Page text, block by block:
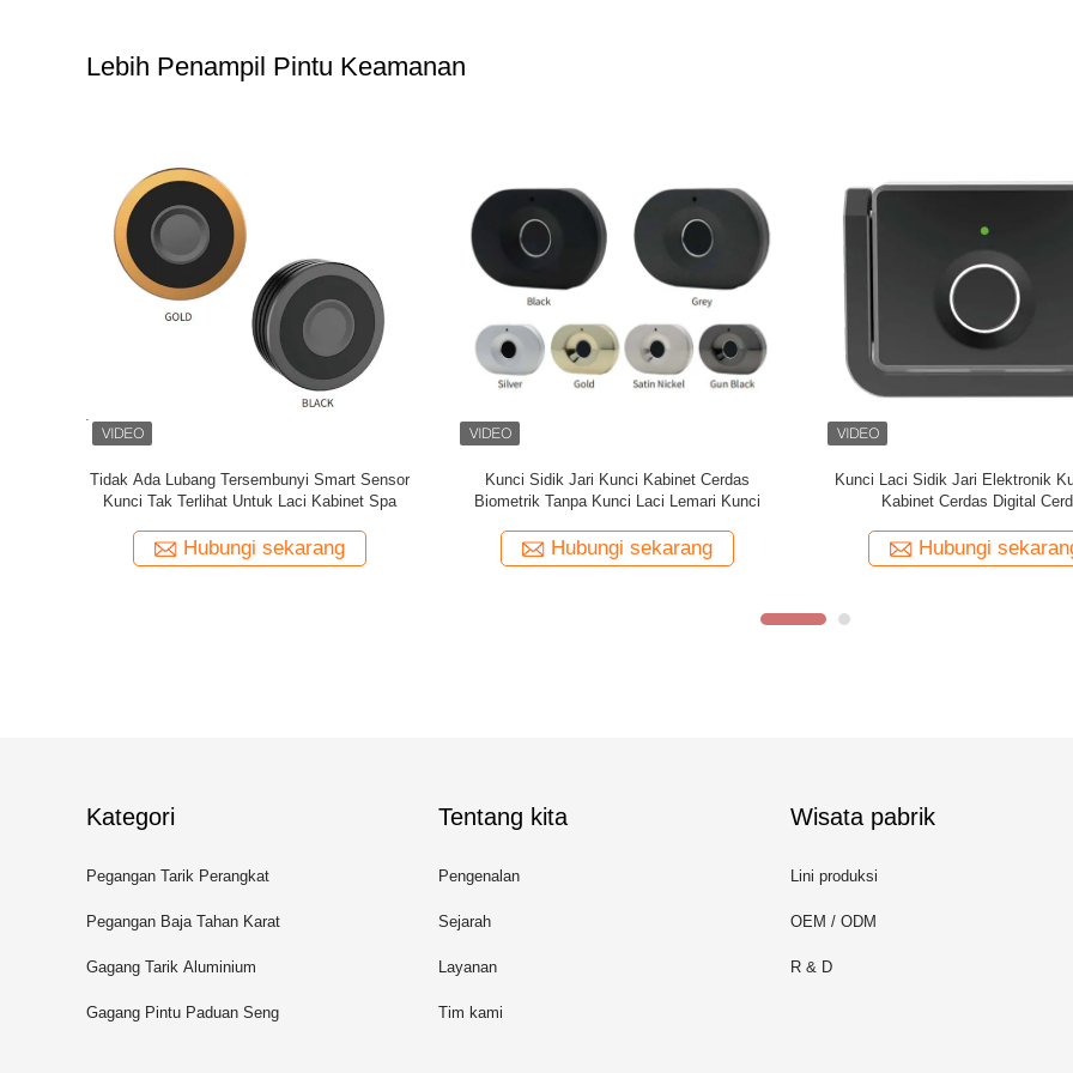
Lebih Penampil Pintu Keamanan
2 Lensa 8MP 4K Wireless Amerika Utara 4G
LTE Surveillance Solar Security PTZ Kamera
Hubungi sekarang
4G WIFI Wireless Security System Sensor
PIR dengan 2 remote control Sistem Alarm
Hubungi sekarang
4ch 8ch Wifi Kamera Sistem
Wireless IP Kamera
Hubungi
Kategori
Pegangan Tarik Perangkat
Keras
Pegangan Baja Tahan Karat
Gagang Tarik Aluminium
Gagang Pintu Paduan Seng
Tentang kita
Pengenalan
Sejarah
Layanan
Tim kami
Wisata pabrik
Lini produksi
OEM / ODM
R & D